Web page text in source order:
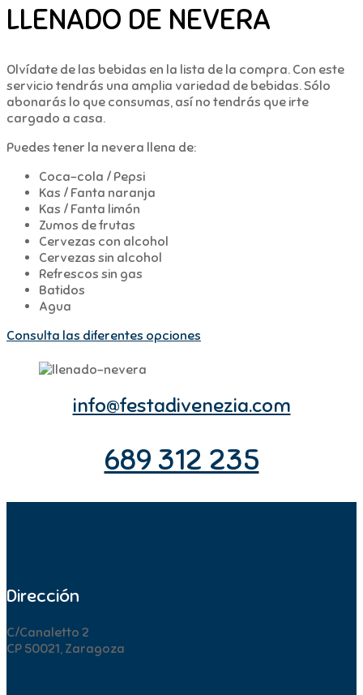
LLENADO DE NEVERA
Olvídate de las bebidas en la lista de la compra. Con este
servicio tendrás una amplia variedad de bebidas. Sólo
abonarás lo que consumas, así no tendrás que irte
cargado a casa.
Puedes tener la nevera llena de:
Coca-cola / Pepsi
Kas / Fanta naranja
Kas / Fanta limón
Zumos de frutas
Cervezas con alcohol
Cervezas sin alcohol
Refrescos sin gas
Batidos
Agua
Consulta las diferentes opciones
info@festadivenezia.com
689 312 235
Dirección
C/Canaletto 2
CP 50021, Zaragoza